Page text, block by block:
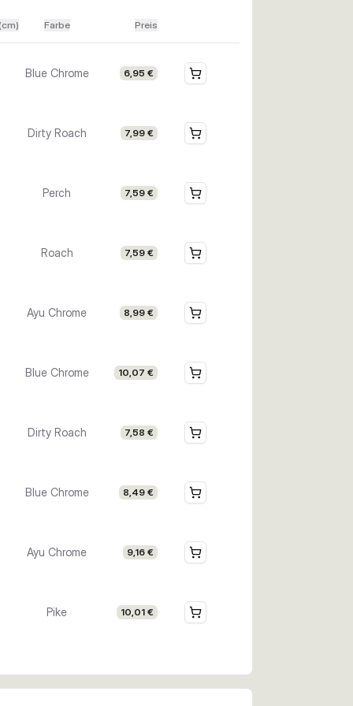
Farbe Preis
Blue Chrome 6,95 €
Dirty Roach 7,99 €
Perch 7,59 €
Roach 7,59 €
Ayu Chrome 8,99 €
Blue Chrome 10,07 €
Dirty Roach 7,58 €
Blue Chrome 8,49 €
Ayu Chrome 9,16 €
Pike 10,01 €